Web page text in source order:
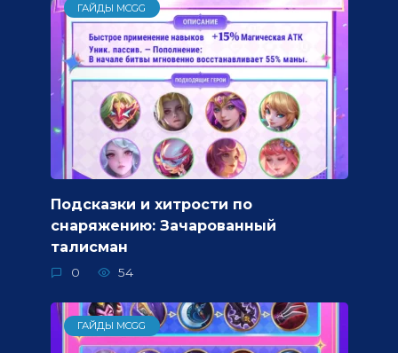
ГАЙДЫ MCGG
Подсказки и хитрости по
снаряжению: Зачарованный
талисман
0 54
ГАЙДЫ MCGG